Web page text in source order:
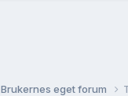
Brukernes eget forum